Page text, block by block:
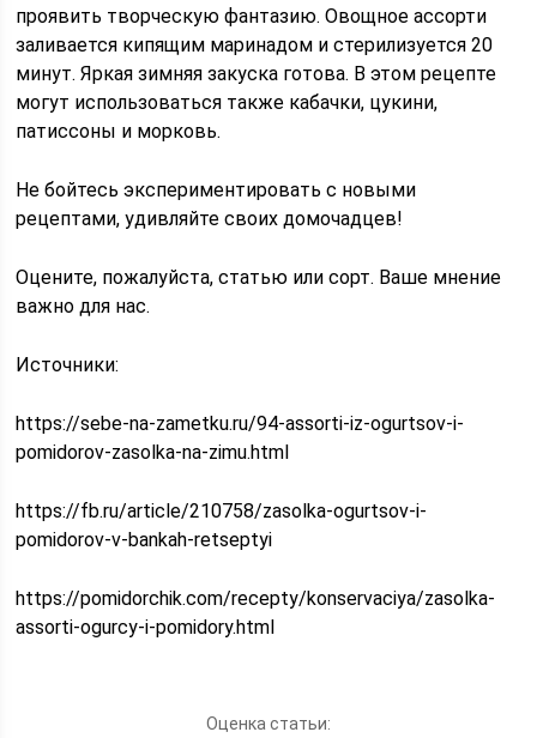
проявить творческую фантазию. Овощное ассорти
заливается кипящим маринадом и стерилизуется 20
минут. Яркая зимняя закуска готова. В этом рецепте
могут использоваться также кабачки, цукини,
патиссоны и морковь.
Не бойтесь экспериментировать с новыми
рецептами, удивляйте своих домочадцев!
Оцените, пожалуйста, статью или сорт. Ваше мнение
важно для нас.
Источники:
https://sebe-na-zametku.ru/94-assorti-iz-ogurtsov-i-
pomidorov-zasolka-na-zimu.html
https://fb.ru/article/210758/zasolka-ogurtsov-i-
pomidorov-v-bankah-retseptyi
https://pomidorchik.com/recepty/konservaciya/zasolka-
assorti-ogurcy-i-pomidory.html
Оценка статьи: